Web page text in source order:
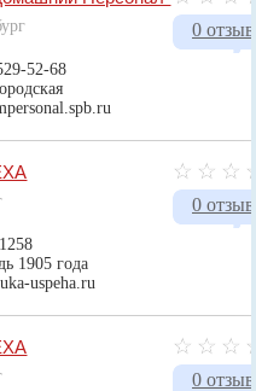
0
52-68
0
1905 года
uspeha.ru
0